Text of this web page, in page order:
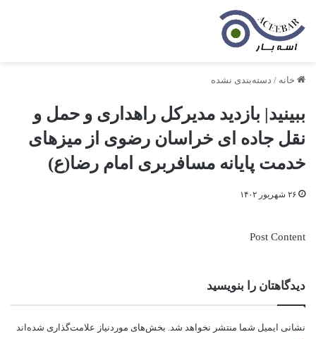
خانه / دسته‌بندی نشده
ببینید| بازدید مدیرکل راهداری و حمل و
نقل جاده ای خراسان رضوی از میزهای
خدمت پایانه مسافربری امام رضا(ع)
۲۶ شهریور ۱۴۰۲
Post Content
دیدگاهتان را بنویسید
نشانی ایمیل شما منتشر نخواهد شد. بخش‌های موردنیاز علامت‌گذاری شده‌اند